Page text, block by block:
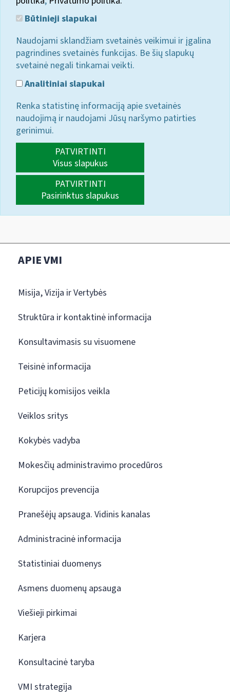
Būtinieji slapukai
Naudojami sklandžiam svetainės veikimui ir įgalina
pagrindines svetainės funkcijas. Be šių slapukų
svetainė negali tinkamai veikti.
Analitiniai slapukai
Renka statistinę informaciją apie svetainės
naudojimą ir naudojami Jūsų naršymo patirties
gerinimui.
PATVIRTINTI
Visus slapukus
PATVIRTINTI
Pasirinktus slapukus
APIE VMI
Misija, Vizija ir Vertybės
Struktūra ir kontaktinė informacija
Konsultavimasis su visuomene
Teisinė informacija
Peticijų komisijos veikla
Veiklos sritys
Kokybės vadyba
Mokesčių administravimo procedūros
Korupcijos prevencija
Pranešėjų apsauga. Vidinis kanalas
Administracinė informacija
Statistiniai duomenys
Asmens duomenų apsauga
Viešieji pirkimai
Karjera
Konsultacinė taryba
VMI strategija